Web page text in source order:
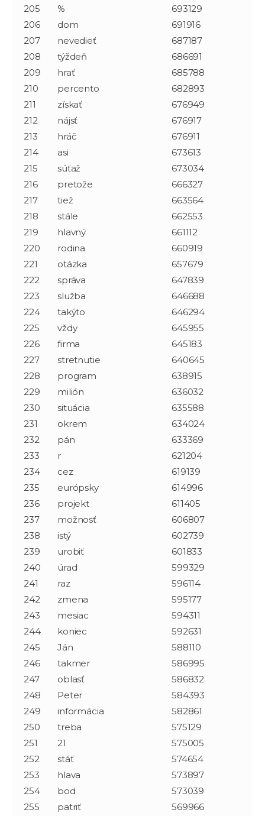
205 %
693129
206
dom
691916
207
nevedieť
687187
208
týždeň
686691
209
hrať
685788
210
percento
682893
211
získať
676949
212
nájsť
676917
213
hráč
676911
214
asi
673613
215
súťaž
673034
216
pretože
666327
217
tiež
663564
218
stále
662553
219
hlavný
661112
220
rodina
660919
221
otázka
657679
222
správa
647839
223
služba
646688
224
takýto
646294
225
vždy
645955
226
firma
645183
227
stretnutie
640645
228
program
638915
229
milión
636032
230
situácia
635588
231
okrem
634024
232
pán
633369
233
r
621204
234
cez
619139
235
európsky
614996
236
projekt
611405
237
možnosť
606807
238
istý
602739
239
urobiť
601833
240
úrad
599329
241
raz
596114
242
zmena
595177
243
mesiac
594311
244
koniec
592631
245
Ján
588110
246
takmer
586995
247
oblasť
586832
248
Peter
584393
249
informácia
582861
250
treba
575129
251
21
575005
252
stáť
574654
253
hlava
573897
254
bod
573039
255
patriť
569966